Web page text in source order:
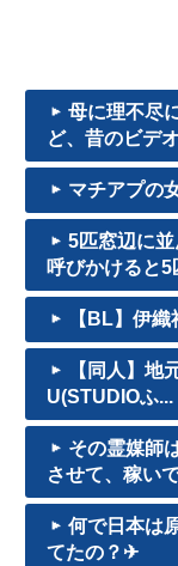
母に理不尽
ど、昔のビデ
マチアプの
5匹窓辺に
呼びかけると5
【BL】伊
【同人】地
U(STUDIOふ...
その霊媒師
させて、稼い
何で日本は
てたの？‎✈